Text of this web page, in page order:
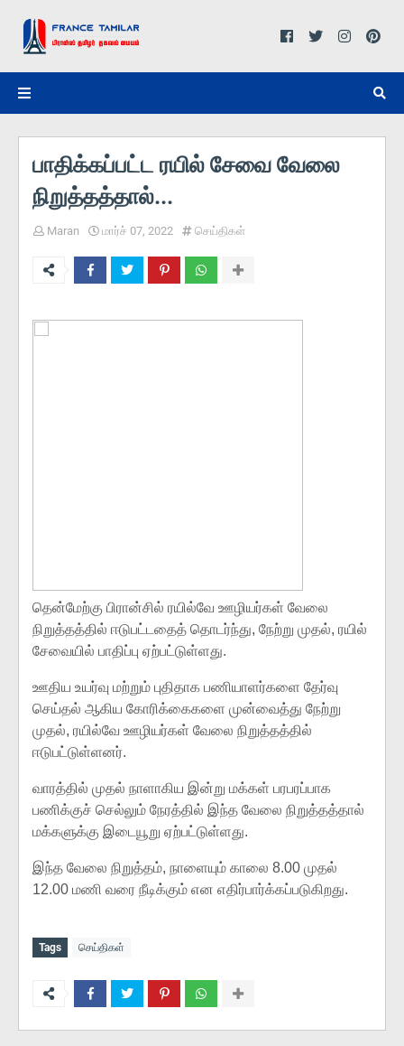
பாதிக்கப்பட்ட ரயில் சேவை வேலை
நிறுத்தத்தால்...
Maran மார்ச் 07, 2022 செய்திகள்
தென்மேற்கு பிரான்சில் ரயில்வே ஊழியர்கள் வேலை
நிறுத்தத்தில் ஈடுபட்டதைத் தொடர்ந்து, நேற்று முதல், ரயில்
சேவையில் பாதிப்பு ஏற்பட்டுள்ளது.
ஊதிய உயர்வு மற்றும் புதிதாக பணியாளர்களை தேர்வு
செய்தல் ஆகிய கோரிக்கைகளை முன்வைத்து நேற்று
முதல், ரயில்வே ஊழியர்கள் வேலை நிறுத்தத்தில்
ஈடுபட்டுள்ளனர்.
வாரத்தில் முதல் நாளாகிய இன்று மக்கள் பரபரப்பாக
பணிக்குச் செல்லும் நேரத்தில் இந்த வேலை நிறுத்தத்தால்
மக்களுக்கு இடையூறு ஏற்பட்டுள்ளது.
இந்த வேலை நிறுத்தம், நாளையும் காலை 8.00 முதல்
12.00 மணி வரை நீடிக்கும் என எதிர்பார்க்கப்படுகிறது.
Tags செய்திகள்